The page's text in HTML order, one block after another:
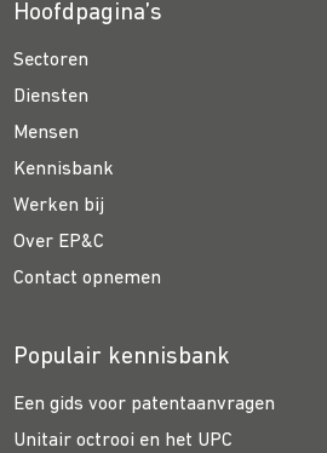
Hoofdpagina’s
Sectoren
Diensten
Mensen
Kennisbank
Werken bij
Over EP&C
Contact opnemen
Populair kennisbank
Een gids voor patentaanvragen
Unitair octrooi en het UPC